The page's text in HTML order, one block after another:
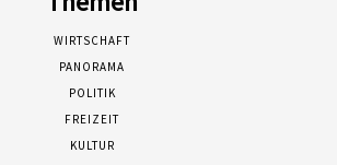
WIRTSCHAFT
PANORAMA
POLITIK
FREIZEIT
KULTUR